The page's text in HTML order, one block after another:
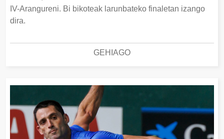
IV-Arangureni. Bi bikoteak larunbateko finaletan izango
dira.
GEHIAGO